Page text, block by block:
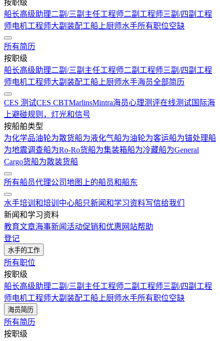
按职级
船长高级助理二副/三副 主任工程师二副工程师三副/四副工程
师电机工程师大副 装配工船上厨师水手所有职位空缺
所有简历
按职级
船长高级助理二副/三副 主任工程师二副工程师三副/四副工程
师电机工程师大副 装配工船上厨师水手海员全部简历
CES 测试CES CBTMarlinsMintra海员心理测评在线测试国际海
上避碰规则，灯光和信号
按船舶类型
为化学品油轮为散货船为液化气船为油轮为客运船为锚处理船
为地震调查船为Ro-Ro货船为集装箱船为冷藏船为General
Cargo货船为散装货船
所有船员代理公司地图上的船员和船东
水手培训和培训中心船只新闻和学习资料写信给我们
新闻和学习资料
教育文章海事新闻活动促销和优惠 网站帮助
登记
水手的工作
所有职位
按职级
船长高级助理二副/三副 主任工程师二副工程师三副/四副工程
师电机工程师大副 装配工船上厨师水手所有职位空缺
海员简历
所有简历
按职级